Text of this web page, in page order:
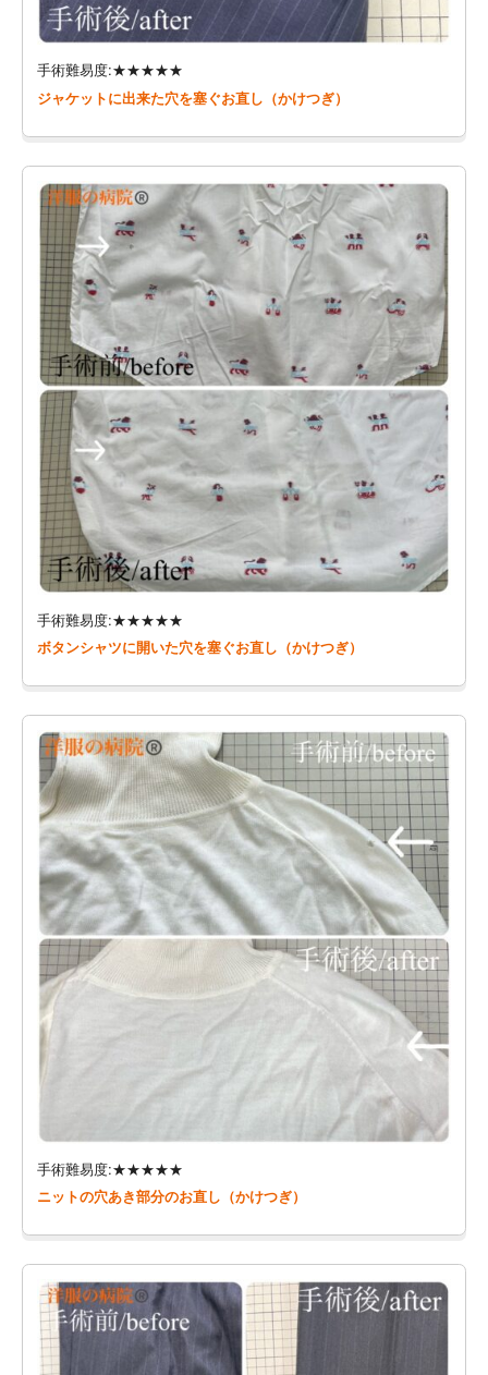
手術難易度:★★★★★
ジャケットに出来た穴を塞ぐお直し（かけつぎ）
手術難易度:★★★★★
ボタンシャツに開いた穴を塞ぐお直し（かけつぎ）
手術難易度:★★★★★
ニットの穴あき部分のお直し（かけつぎ）